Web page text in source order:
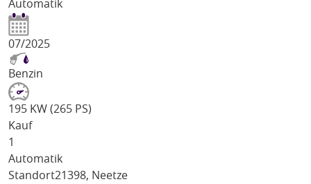
Automatik
07/2025
Benzin
195 KW (265 PS)
Kauf
1
Automatik
Standort21398, Neetze